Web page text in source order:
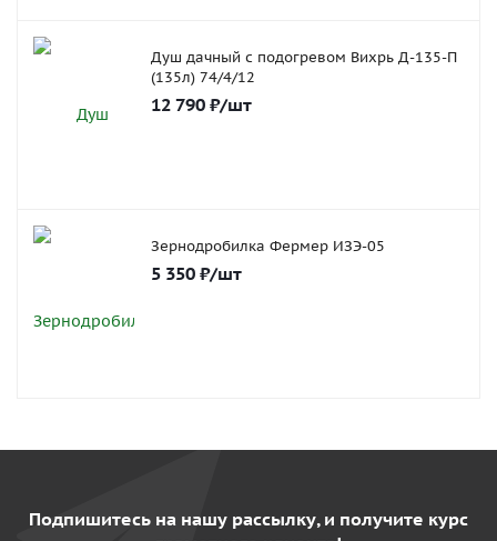
Душ дачный с подогревом Вихрь Д-135-П
(135л) 74/4/12
12 790 ₽/шт
Зернодробилка Фермер ИЗЭ-05
5 350 ₽/шт
Подпишитесь на нашу рассылку, и получите курс